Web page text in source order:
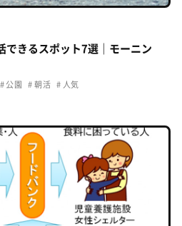
できるスポット7選｜モーニン
公園 朝活 人気